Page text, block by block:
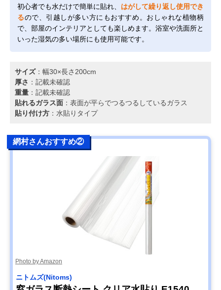
初心者でも水だけで簡単に貼れ、 はがして繰り返し使用でき
るので、引越しが多い方にもおすすめ。おしゃれな植物柄
で、部屋のインテリアとしても楽しめます。浴室や洗面所と
いった湿気の多い場所にも使用可能です。
サイズ：幅30×長さ200cm
厚さ ：記載未確認
重量 ：記載未確認
貼れるガラス面 ：表面が平らでつるつるしているガラス
貼り付け方 ：水貼りタイプ
網村さんおすすめ②
Photo by Amazon
ニトムズ(Nitoms)